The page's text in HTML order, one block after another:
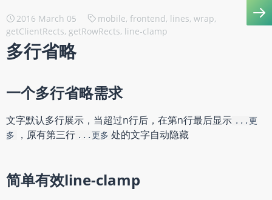
2016 March 05
mobile, frontend, lines, wrap,
getClientRects, getRowRects, line-clamp
多行省略
一个多行省略需求
文字默认多行展示，当超过n行后，在第n行最后显示 ...更
多
，原有第三行 ...更多 处的文字自动隐藏
简单有效line-clamp